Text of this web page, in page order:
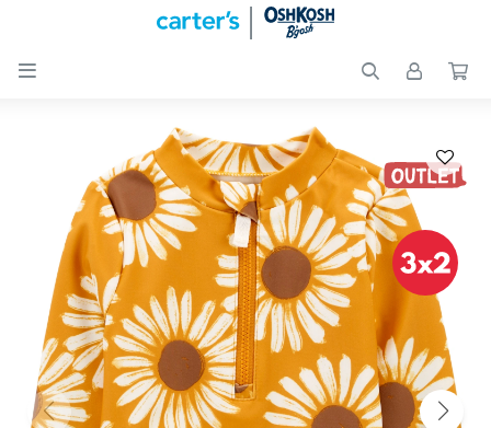

Nuevos
Bebés
Peques
Calzado
Club
Carter
´s